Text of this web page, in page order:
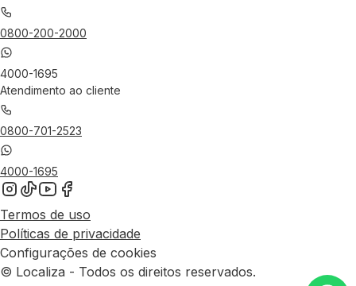
0800-200-2000
4000-1695
Atendimento ao cliente
0800-701-2523
4000-1695
Termos de uso
Políticas de privacidade
Configurações de cookies
© Localiza - Todos os direitos reservados.